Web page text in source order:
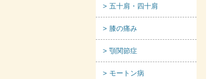
五十肩・四十肩
膝の痛み
顎関節症
モートン病